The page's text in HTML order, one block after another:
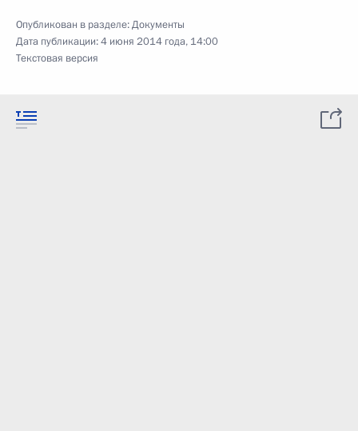
Опубликован в разделе:Документы
Дата публикации:4 июня 2014 года, 14:00
Текстовая версия